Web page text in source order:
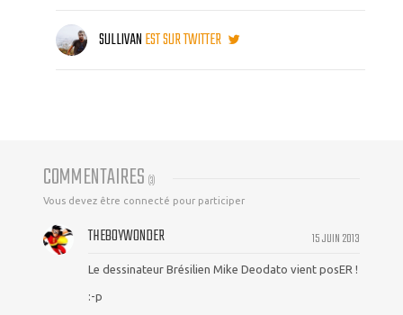
SULLIVANEST SUR TWITTER
COMMENTAIRES (3)
Vous devez être connecté pour participer
15 JUIN 2013
THEBOYWONDER
Le dessinateur Brésilien Mike Deodato vient posER !
:-p